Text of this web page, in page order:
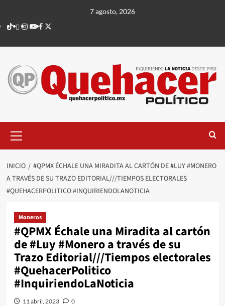
contenido
7 agosto, 2026
TikTok
threads
Instagram
Youtube
Facebook
X
principal
INICIO
#QPMX ÉCHALE UNA MIRADITA AL CARTÓN DE #LUY #MONERO
A TRAVÉS DE SU TRAZO EDITORIAL///TIEMPOS ELECTORALES
#QUEHACERPOLITICO #INQUIRIENDOLANOTICIA
Moneros
#QPMX Échale una Miradita al cartón
de #Luy #Monero a través de su
Trazo Editorial///Tiempos electorales
#QuehacerPolitico
#InquiriendoLaNoticia
11 abril, 2023 0